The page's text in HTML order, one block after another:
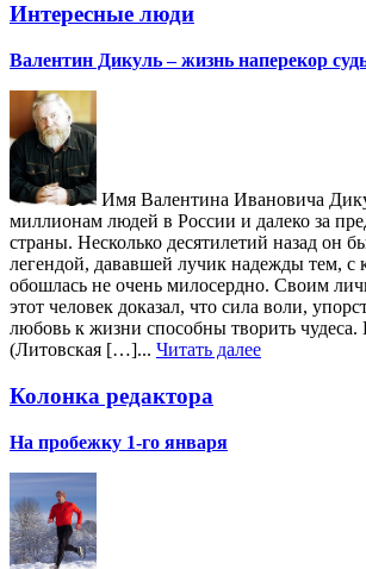
Интересные люди
Валентин Дикуль – жизнь наперекор
Имя Валентина Ивановича
миллионам людей в России и далеко за
страны. Несколько десятилетий назад он
легендой, дававшей лучик надежды тем, с
обошлась не очень милосердно. Своим
этот человек доказал, что сила воли,
любовь к жизни способны творить чудеса.
(Литовская […]... Читать далее
Колонка редактора
На пробежку 1-го января